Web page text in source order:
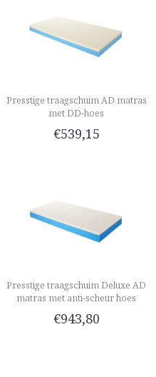
Presstige traagschuim AD matras
met DD-hoes
€539,15
Presstige traagschuim Deluxe AD
matras met anti-scheur hoes
€943,80